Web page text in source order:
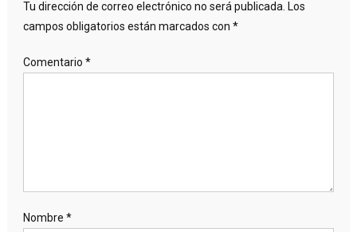
Tu dirección de correo electrónico no será publicada. Los
campos obligatorios están marcados con *
Comentario *
Nombre *